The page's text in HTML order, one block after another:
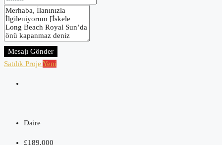
Mesajı Gönder
Satılık Proje Yeni
Daire
£189,000